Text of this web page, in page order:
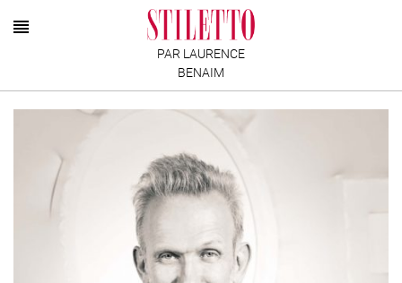
PAR LAURENCE
BENAIM